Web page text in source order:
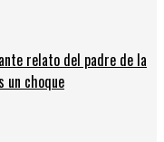
relato del padre de la
un choque